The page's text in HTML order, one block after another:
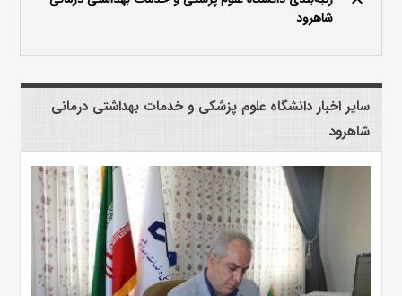
شاهرود
سایر اخبار دانشگاه علوم پزشکی و خدمات بهداشتی درمانی
شاهرود